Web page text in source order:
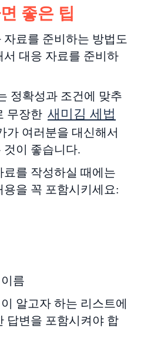
좋은 팁
료를 준비하는 방법도
대응 자료를 준비하
정확성과 조건에 맞추
무장한 새미김 세법
가 여러분을 대신해서
것이 좋습니다.
를 작성하실 때에는
을 꼭 포함시키세요:
름
알고자 하는 리스트에
답변을 포함시켜야 합